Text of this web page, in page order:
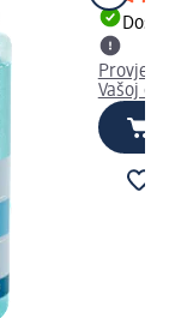
Vašoj